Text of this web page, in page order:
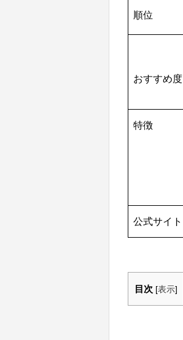
順位
おすすめ度
特徴
公式サイト
目次 [表示]